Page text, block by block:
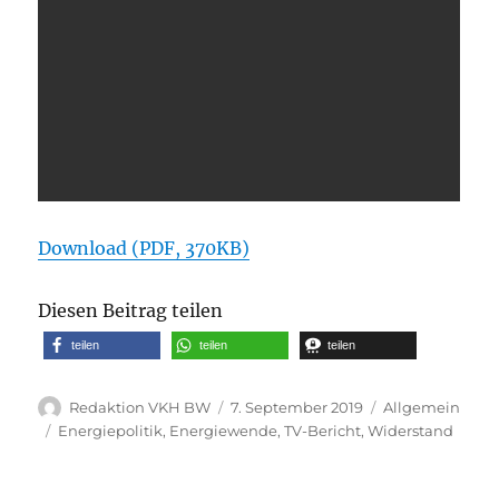
Download (PDF, 370KB)
Diesen Beitrag teilen
teilen teilen teilen
Autor
Redaktion VKH BW
Veröffentlicht
am
7. September 2019 Kategorien
Allgemein
Schlagwörter
Energiepolitik, Energiewende,TV-Bericht,Widerstand